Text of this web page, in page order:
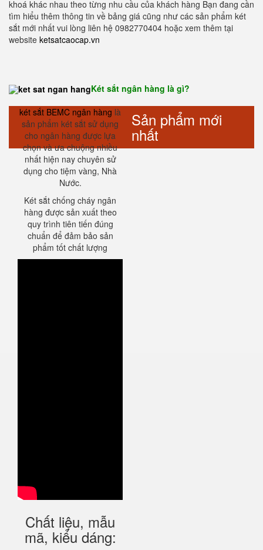
khoá khác nhau theo từng nhu cầu của khách hàng Bạn đang cần
tìm hiểu thêm thông tin về bảng giá cũng như các sản phẩm két
sắt mới nhất vui lòng liên hệ 0982770404 hoặc xem thêm tại
website ketsatcaocap.vn
Két sắt ngân hàng là gì?
két sắt BEMC ngân hàng là
sản phẩm két sắt sử dụng
cho ngân hàng được lựa
chọn và ưa chuộng nhiều
nhất hiện nay chuyên sử
dụng cho tiệm vàng, Nhà
Nước.
Két sắt chống cháy ngân
hàng được sản xuất theo
quy trình tiên tiến đúng
chuẩn để đảm bảo sản
phẩm tốt chất lượng
Chất liệu, mẫu
mã, kiểu dáng:
Sản phẩm mới
nhất